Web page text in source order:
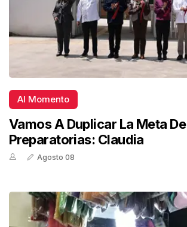
Al Momento
Vamos A Duplicar La Meta De
Preparatorias: Claudia
Agosto 08